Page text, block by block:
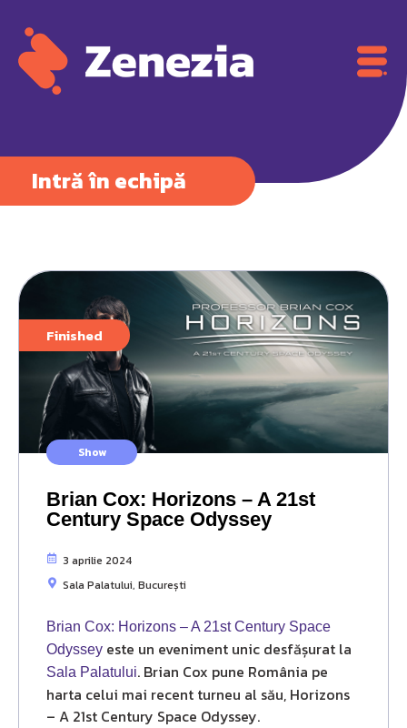
Intră în echipă
Show
Finished
Brian Cox: Horizons – A 21st
Century Space Odyssey
3 aprilie 2024
Sala Palatului, București
Brian Cox: Horizons – A 21st Century Space
Odyssey este un eveniment unic desfășurat la
Sala Palatului. Brian Cox pune România pe
harta celui mai recent turneu al său, Horizons
– A 21st Century Space Odyssey.